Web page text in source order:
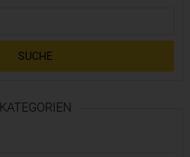
SUCHE
KATEGORIEN